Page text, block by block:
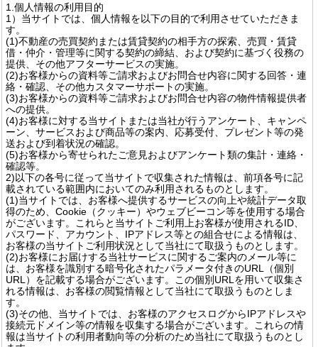
1.個人情報の利用目的
1）当サイトでは、個人情報を以下の目的で利用させていただきま
す。
(1)不動産の売買契約または賃貸契約の相手方の探索、売買・賃貸
借・仲介・管理等に関する契約の締結、および契約に基づく役務の
提供、その他アフターサービスの実施。
(2)お客様からの資料等ご請求およびお問合せ内容に関する回答・連
絡・確認、その他カスタマーサポートの実施。
(3)お客様からの資料等ご請求およびお問合せ内容の物件情報提供者
への提供。
(4)お客様に対する当サイトまたは当社が行うアンケート、キャンペ
ーン、サービスおよび商品等の案内、応募受付、プレゼント等の発
送および到着状況の確認。
(5)お客様から寄せられたご意見およびアンケート類の集計・連絡・
確認等。
2)以下の各号に従って当サイトで収集された情報は、前項各号に記
載されている範囲内においてのみ利用されるものとします。
(1)当サイトでは、お客様へ提供するサービスの向上や統計データ取
得のため、Cookie（クッキー）やウェブビーコン等を使用する場合
がございます。これらと当サイトご利用上お客様が使用されるID、
パスワード、アカウント、IPアドレス等との組合せによる情報は、
お客様の当サイトご利用状況として当社にて取扱うものとします。
(2)お客様にお届けする当社サービスに関するご案内のメール等に
は、お客様を識別する暗号化されたパラメータ付きのURL（個別
URL）を記載する場合がございます。この個別URLを用いて収集さ
れる情報は、お客様の閲覧情報として当社にて取扱うものとしま
す。
(3)その他、当サイトでは、お客様のアクセスログからIPアドレスや
接続元ドメイン等の情報を収集する場合がございます。これらの情
報は当サイトの利用者動向等の分析のため当社にて取扱うものとし